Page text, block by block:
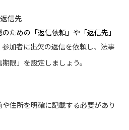
信先
ための「返信依頼」や「返信先」
参加者に出欠の返信を依頼し、法事
限」を設定しましょう。
住所を明確に記載する必要があり